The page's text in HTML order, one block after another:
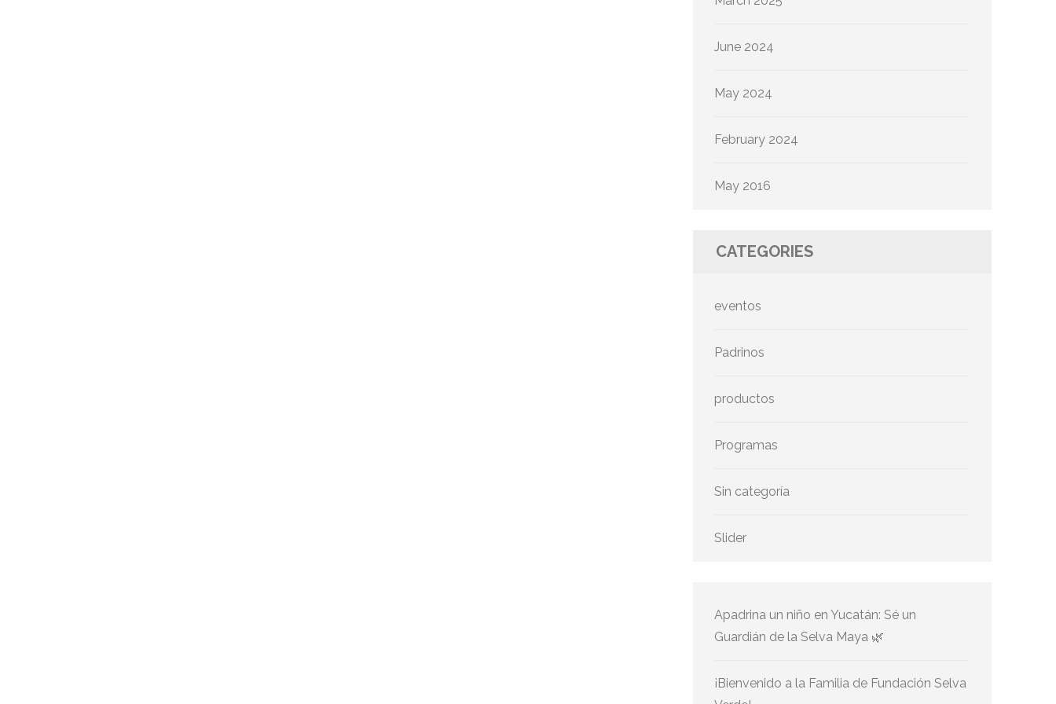
June 2024
May 2024
February 2024
May 2016
CATEGORIES
eventos
Padrinos
productos
Programas
Sin categoría
Slider
Apadrina un niño en Yucatán: Sé un
Guardián de la Selva Maya 🌿
¡Bienvenido a la Familia de Fundación Selva